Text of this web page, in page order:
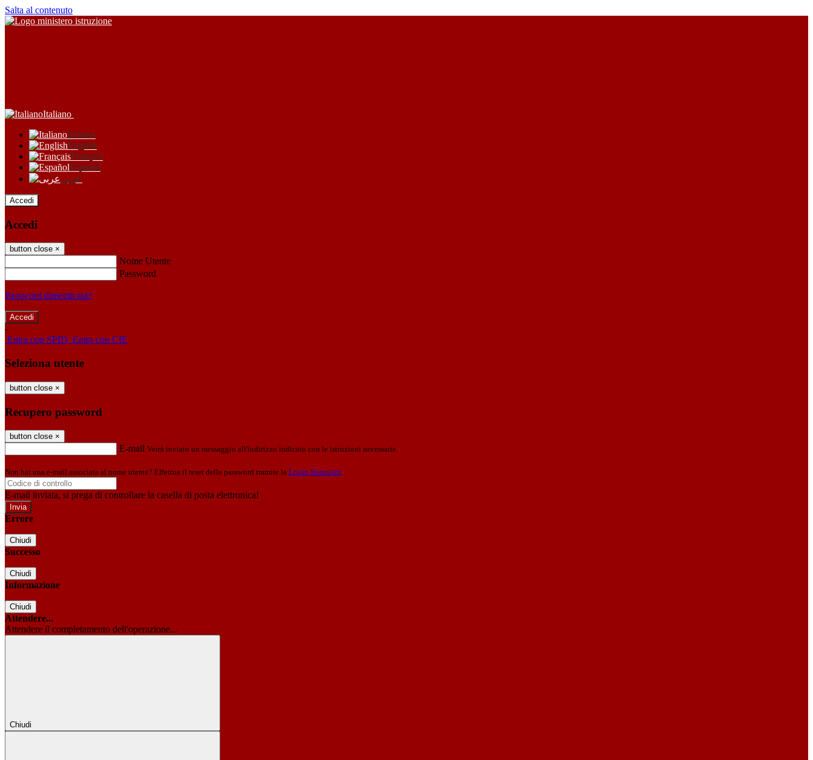
Salta al contenuto
Italiano
Italiano
English
Français
Español
عربى
Accedi
Accedi
button close ×
Nome Utente
Password
Password dimenticata?
-
Entra con SPID Entra con CIE
Seleziona utente
button close ×
Recupero password
button close ×
E-mail Verrà inviato un messaggio all'indirizzo indicato con le istruzioni necessarie.
Non hai una e-mail associata al nome utente? Effettua il reset della password tramite la Login Spaggiari
E-mail inviata, si prega di controllare la casella di posta elettronica!
Errore
Chiudi
Successo
Chiudi
Informazione
Chiudi
Attendere...
Attendere il completamento dell'operazione...
Chiudi